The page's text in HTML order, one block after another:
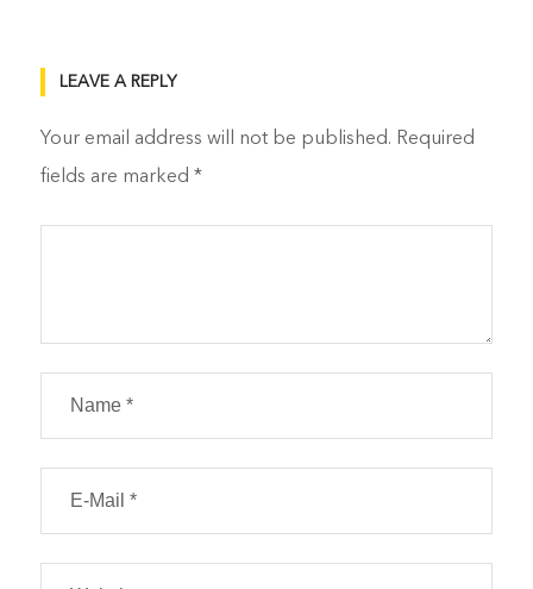
LEAVE A REPLY
Your email address will not be published. Required
fields are marked *